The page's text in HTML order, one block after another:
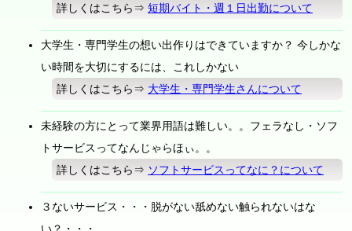
詳しくはこちら⇒短期バイト・週１日出勤について
大学生・専門学生の想い出作りはできていますか？ 今しかな
い時間を大切にするには、これしかない
詳しくはこちら⇒ 大学生・専門学生さんについて
未経験の方にとって業界用語は難しい。。フェラなし・ソフ
トサービスってなんじゃらほぃ。。
詳しくはこちら⇒ ソフトサービスってなに？について
３ないサービス・・・脱がない舐めない触られないはな